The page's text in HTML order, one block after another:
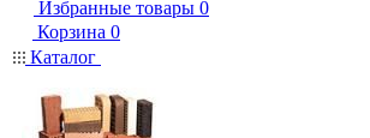
Избранные товары 0
Корзина 0
Каталог